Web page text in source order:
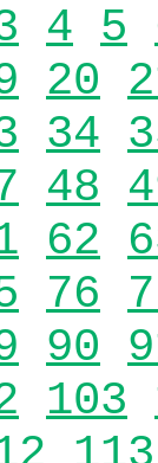
4 5
20
34
48
62
76
90
103